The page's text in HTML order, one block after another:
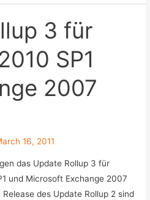
3 für
SP1
2007
16, 2011
das Update Rollup 3 für
und Microsoft Exchange 2007
des Update Rollup 2 sind